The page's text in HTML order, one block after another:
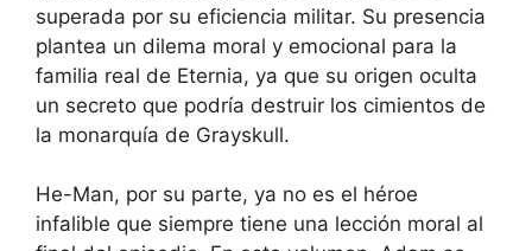
superada por su eficiencia militar. Su presencia
plantea un dilema moral y emocional para la
familia real de Eternia, ya que su origen oculta
un secreto que podría destruir los cimientos de
la monarquía de Grayskull.
He-Man, por su parte, ya no es el héroe
infalible que siempre tiene una lección moral al